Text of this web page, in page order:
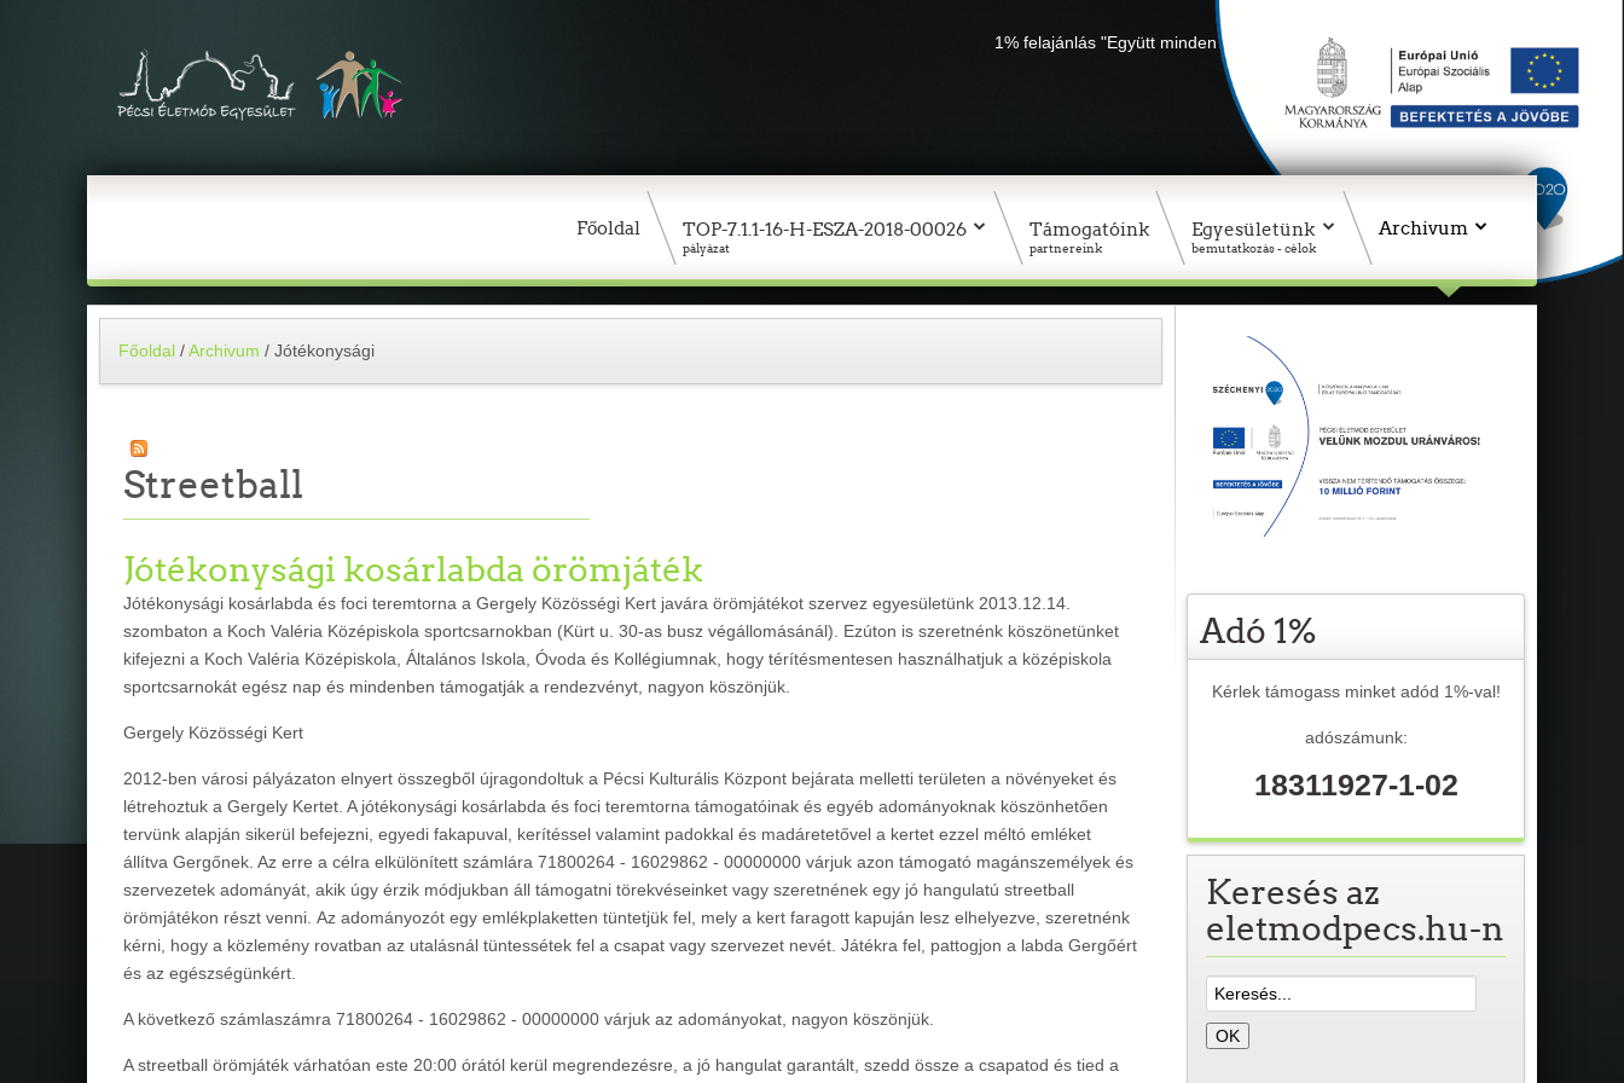
1% felajánlás "Együtt minden sikerül" Adószámunk: 18311927-1-02
Főoldal TOP-7.1.1-16-H-ESZA-2018-00026
pályázat
Támogatóink
partnereink
Egyesületünk
bemutatkozás - célok
Archivum
Főoldal /Archivum / Jótékonysági
Streetball
Jótékonysági kosárlabda örömjáték
Jótékonysági kosárlabda és foci teremtorna a Gergely Közösségi Kert javára örömjátékot szervez egyesületünk 2013.12.14.
szombaton a Koch Valéria Középiskola sportcsarnokban (Kürt u. 30-as busz végállomásánál). Ezúton is szeretnénk köszönetünket
kifejezni a Koch Valéria Középiskola, Általános Iskola, Óvoda és Kollégiumnak, hogy térítésmentesen használhatjuk a középiskola
sportcsarnokát egész nap és mindenben támogatják a rendezvényt, nagyon köszönjük.
Gergely Közösségi Kert
2012-ben városi pályázaton elnyert összegből újragondoltuk a Pécsi Kulturális Központ bejárata melletti területen a növényeket és
létrehoztuk a Gergely Kertet. A jótékonysági kosárlabda és foci teremtorna támogatóinak és egyéb adományoknak köszönhetően
tervünk alapján sikerül befejezni, egyedi fakapuval, kerítéssel valamint padokkal és madáretetővel a kertet ezzel méltó emléket
állítva Gergőnek. Az erre a célra elkülönített számlára 71800264 - 16029862 - 00000000 várjuk azon támogató magánszemélyek és
szervezetek adományát, akik úgy érzik módjukban áll támogatni törekvéseinket vagy szeretnének egy jó hangulatú streetball
örömjátékon részt venni. Az adományozót egy emlékplaketten tüntetjük fel, mely a kert faragott kapuján lesz elhelyezve, szeretnénk
kérni, hogy a közlemény rovatban az utalásnál tüntessétek fel a csapat vagy szervezet nevét. Játékra fel, pattogjon a labda Gergőért
és az egészségünkért.
A következő számlaszámra 71800264 - 16029862 - 00000000 várjuk az adományokat, nagyon köszönjük.
A streetball örömjáték várhatóan este 20:00 órától kerül megrendezésre, a jó hangulat garantált, szedd össze a csapatod és tied a
Adó 1%
Kérlek támogass minket adód 1%-val!
adószámunk:
18311927-1-02
Keresés az
eletmodpecs.hu-n